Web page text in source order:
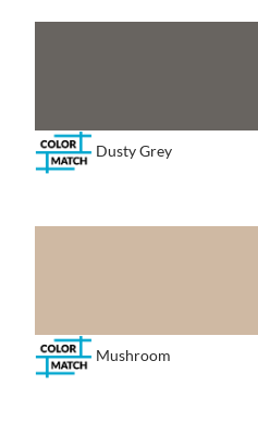
Dusty Grey
Mushroom